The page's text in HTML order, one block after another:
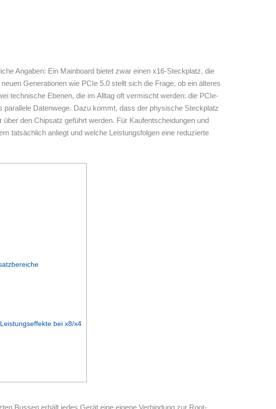
Angaben: Ein Mainboard bietet zwar einen x16-Steckplatz, die
Generationen wie PCIe 5.0 stellt sich die Frage, ob ein älteres
technische Ebenen, die im Alltag oft vermischt werden: die PCIe-
Datenwege. Dazu kommt, dass der physische Steckplatz
den Chipsatz geführt werden. Für Kaufentscheidungen und
tatsächlich anliegt und welche Leistungsfolgen eine reduzierte
bei x8/x4